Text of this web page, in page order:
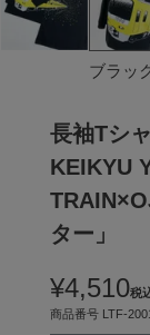
ブラッ
長袖Tシ
KEIKYU
ター」
¥4,510税
商品番号 LTF-